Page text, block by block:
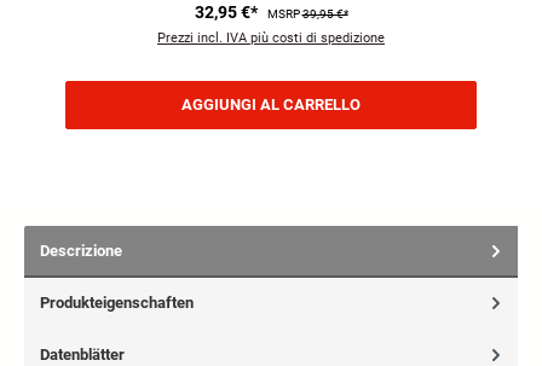
32,95 €* MSRP39,95 €*
Prezzi incl. IVA più costi di spedizione
AGGIUNGI AL CARRELLO
Descrizione
Produkteigenschaften
Datenblätter